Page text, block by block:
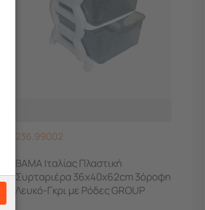
236.99002
BAMA Ιταλίας Πλαστική
Συρταριέρα 36x40x62cm 3όροφη
Λευκό-Γκρι με Ρόδες GROUP